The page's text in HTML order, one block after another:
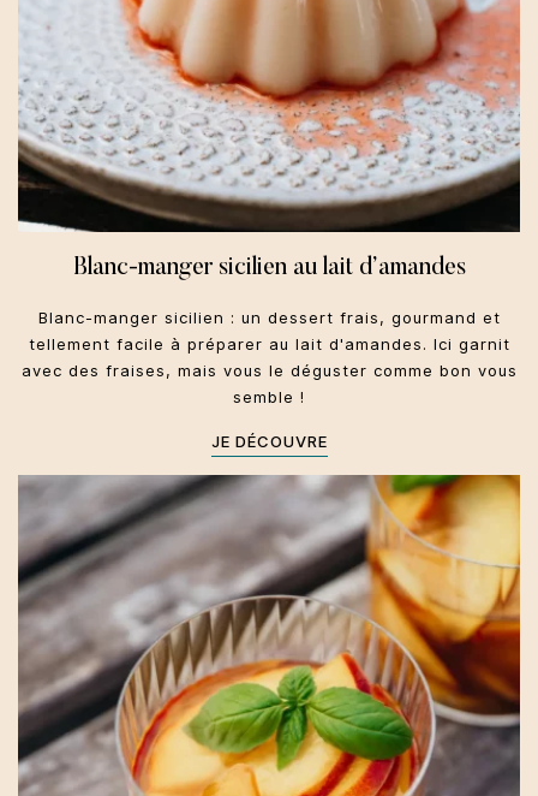
Blanc-manger sicilien au lait d’amandes
Blanc-manger sicilien : un dessert frais, gourmand et
tellement facile à préparer au lait d'amandes. Ici garnit
avec des fraises, mais vous le déguster comme bon vous
semble !
JE DÉCOUVRE
Toscane
Dolci
Été